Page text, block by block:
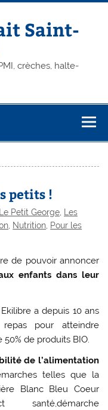
Saint-
crèches, halte-
petits !
Le Petit George, Les
Nutrition Pour les
de pouvoir annoncer
enfants dans leur
a depuis 10 ans
pour atteindre
de produits BIO.
de l’alimentation
telles que la
Blanc Bleu Coeur
santé,démarche